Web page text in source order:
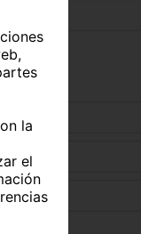
la
el